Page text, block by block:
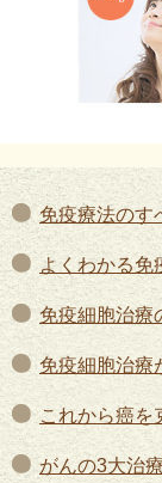
免疫療法のす
よくわかる免
免疫細胞治療
免疫細胞治療
これから癌を
がんの3大治